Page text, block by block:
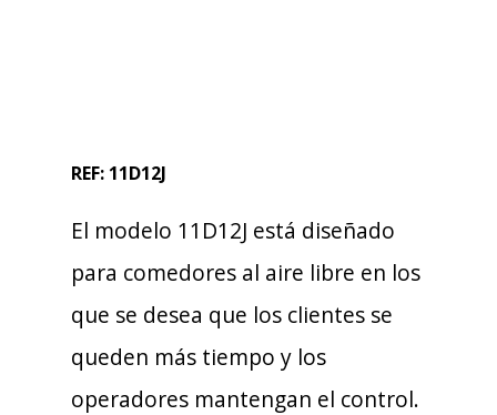
REF: 11D12J
El modelo 11D12J está diseñado
para comedores al aire libre en los
que se desea que los clientes se
queden más tiempo y los
operadores mantengan el control.